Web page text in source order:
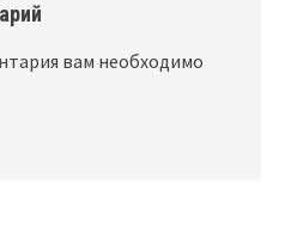
вам необходимо